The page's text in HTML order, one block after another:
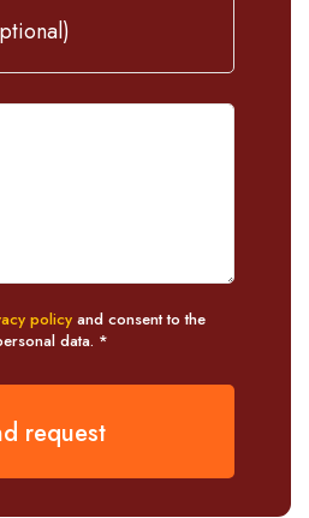
policy and consent to the
data. *
request